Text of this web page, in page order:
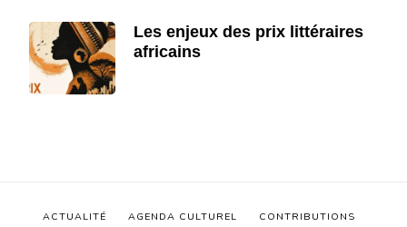
Les enjeux des prix littéraires
africains
ACTUALITÉ AGENDA CULTUREL CONTRIBUTIONS